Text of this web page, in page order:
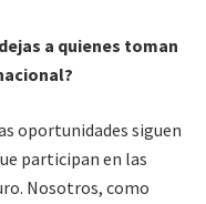
a quienes toman
oportunidades siguen
participan en las
Nosotros, como